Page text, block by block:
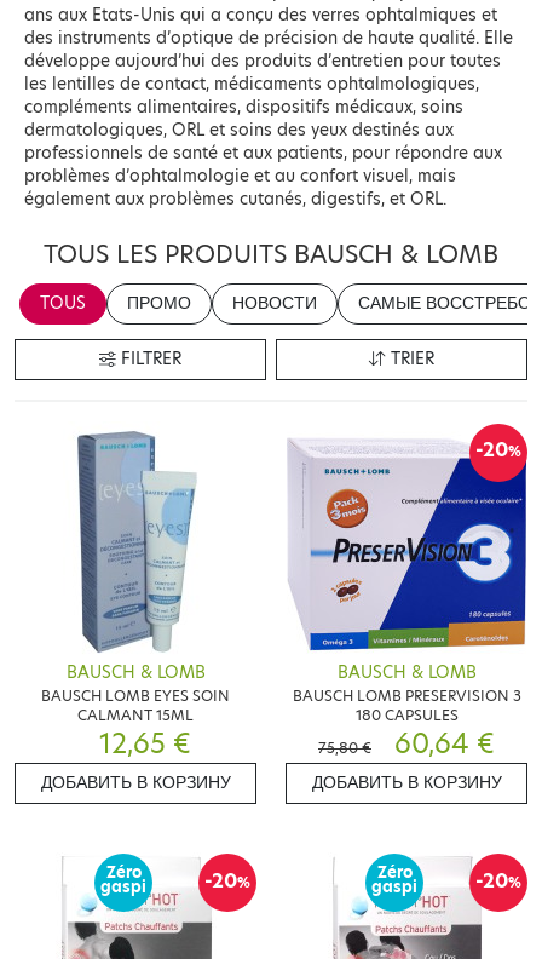
ans aux Etats-Unis qui a conçu des verres ophtalmiques et
des instruments d’optique de précision de haute qualité. Elle
développe aujourd’hui des produits d’entretien pour toutes
les lentilles de contact, médicaments ophtalmologiques,
compléments alimentaires, dispositifs médicaux, soins
dermatologiques, ORL et soins des yeux destinés aux
professionnels de santé et aux patients, pour répondre aux
problèmes d’ophtalmologie et au confort visuel, mais
également aux problèmes cutanés, digestifs, et ORL.
TOUS LES PRODUITS BAUSCH & LOMB
TOUS ПРОМО НОВОСТИ САМЫЕ
FILTRER TRIER
BAUSCH & LOMB
BAUSCH LOMB EYES SOIN
CALMANT 15ML
12,65 €
ДОБАВИТЬ В КОРЗИНУ
-20%
BAUSCH & LOMB
BAUSCH LOMB PRESERVISION 3
180 CAPSULES
75,80 €
60,64 €
ДОБАВИТЬ В КОРЗИНУ
-20%
Zéro
gaspi -20%
Zéro
gaspi